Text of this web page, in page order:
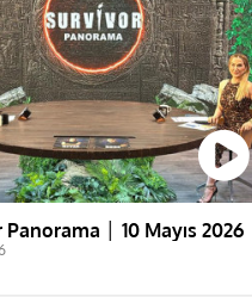
│ 10 Mayıs 2026